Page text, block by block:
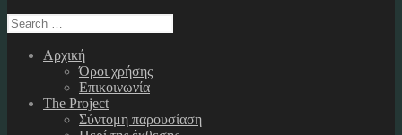
Search
for:
Αρχική
Όροι χρήσης
Επικοινωνία
The Project
Σύντομη παρουσίαση